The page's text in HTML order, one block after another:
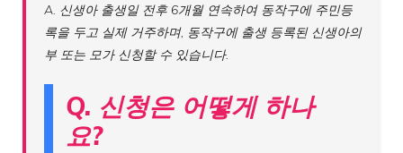
A. 신생아 출생일 전후 6개월 연속하여 동작구에 주민등
록을 두고 실제 거주하며, 동작구에 출생 등록된 신생아의
부 또는 모가 신청할 수 있습니다.
Q. 신청은 어떻게 하나
요?